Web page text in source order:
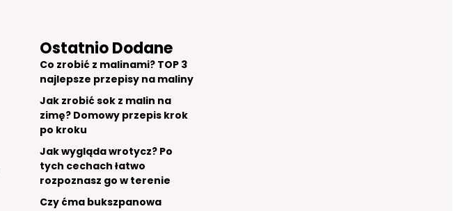
Ostatnio Dodane
Co zrobić z malinami? TOP 3
najlepsze przepisy na maliny
Jak zrobić sok z malin na
zimę? Domowy przepis krok
po kroku
Jak wygląda wrotycz? Po
tych cechach łatwo
rozpoznasz go w terenie
Czy ćma bukszpanowa